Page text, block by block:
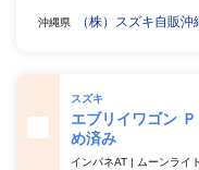
沖縄県 （株）スズキ自販
スズキ
エブリイワゴン
め済み
インパネAT | ムーンライ